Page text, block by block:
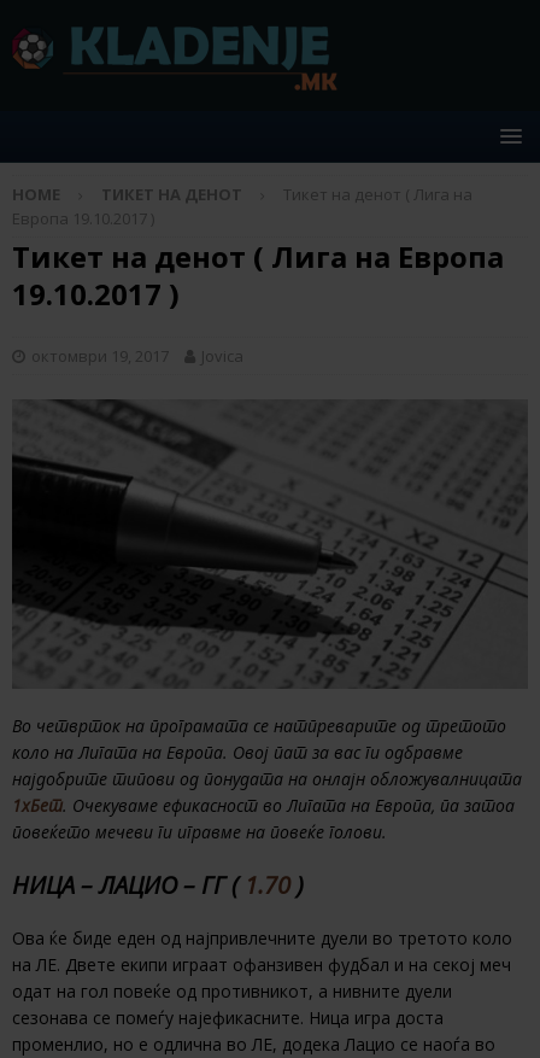
HOME ТИКЕТ НА ДЕНОТ
Тикет на денот ( Лига на
Европа 19.10.2017 )
Тикет на денот ( Лига на Европа
19.10.2017 )
октомври 19, 2017 Jovica
Во четврток на програмата се натпреварите од третото
коло на Лигата на Европа. Овој пат за вас ги одбравме
најдобрите типови од понудата на онлајн обложувалницата
1хБет. Очекуваме ефикасност во Лигата на Европа, па затоа
повеќето мечеви ги игравме на повеќе голови.
НИЦА – ЛАЦИО – ГГ ( 1.70)
Ова ќе биде еден од најпривлечните дуели во третото коло
на ЛЕ. Двете екипи играат офанзивен фудбал и на секој меч
одат на гол повеќе од противникот, а нивните дуели
сезонава се помеѓу најефикасните. Ница игра доста
променлио, но е одлична во ЛЕ, додека Лацио се наоѓа во